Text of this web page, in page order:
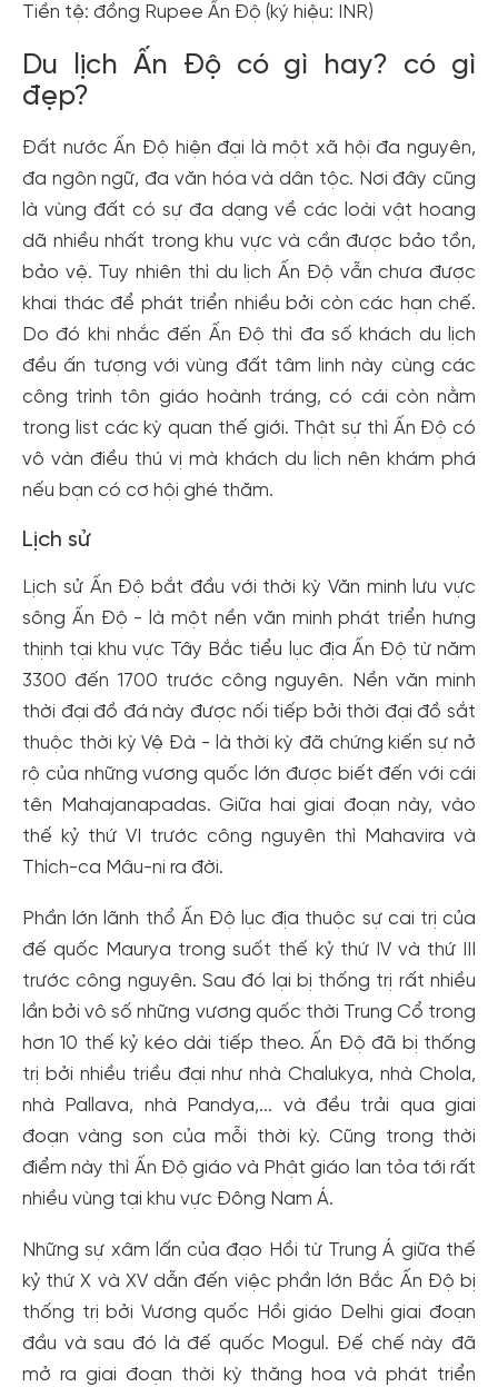
Tiền tệ: đồng Rupee Ấn Độ (ký hiệu: INR)
Du lịch Ấn Độ có gì hay? có gì
đẹp?
Đất nước Ấn Độ hiện đại là một xã hội đa nguyên,
đa ngôn ngữ, đa văn hóa và dân tộc. Nơi đây cũng
là vùng đất có sự đa dạng về các loài vật hoang
dã nhiều nhất trong khu vực và cần được bảo tồn,
bảo vệ. Tuy nhiên thì du lịch Ấn Độ vẫn chưa được
khai thác để phát triển nhiều bởi còn các hạn chế.
Do đó khi nhắc đến Ấn Độ thì đa số khách du lịch
đều ấn tượng với vùng đất tâm linh này cùng các
công trình tôn giáo hoành tráng, có cái còn nằm
trong list các kỳ quan thế giới. Thật sự thì Ấn Độ có
vô vàn điều thú vị mà khách du lịch nên khám phá
nếu bạn có cơ hội ghé thăm.
Lịch sử
Lịch sử Ấn Độ bắt đầu với thời kỳ Văn minh lưu vực
sông Ấn Độ - là một nền văn minh phát triển hưng
thịnh tại khu vực Tây Bắc tiểu lục địa Ấn Độ từ năm
3300 đến 1700 trước công nguyên. Nền văn minh
thời đại đồ đá này được nối tiếp bởi thời đại đồ sắt
thuộc thời kỳ Vệ Đà - là thời kỳ đã chứng kiến sự nở
rộ của những vương quốc lớn được biết đến với cái
tên Mahajanapadas. Giữa hai giai đoạn này, vào
thế kỷ thứ VI trước công nguyên thì Mahavira và
Thích-ca Mâu-ni ra đời.
Phần lớn lãnh thổ Ấn Độ lục địa thuộc sự cai trị của
đế quốc Maurya trong suốt thế kỷ thứ IV và thứ III
trước công nguyên. Sau đó lại bị thống trị rất nhiều
lần bởi vô số những vương quốc thời Trung Cổ trong
hơn 10 thế kỷ kéo dài tiếp theo. Ấn Độ đã bị thống
trị bởi nhiều triều đại như nhà Chalukya, nhà Chola,
nhà Pallava, nhà Pandya,... và đều trải qua giai
đoạn vàng son của mỗi thời kỳ. Cũng trong thời
điểm này thì Ấn Độ giáo và Phật giáo lan tỏa tới rất
nhiều vùng tại khu vực Đông Nam Á.
Những sự xâm lấn của đạo Hồi từ Trung Á giữa thế
kỷ thứ X và XV dẫn đến việc phần lớn Bắc Ấn Độ bị
thống trị bởi Vương quốc Hồi giáo Delhi giai đoạn
đầu và sau đó là đế quốc Mogul. Đế chế này đã
mở ra giai đoạn thời kỳ thăng hoa và phát triển